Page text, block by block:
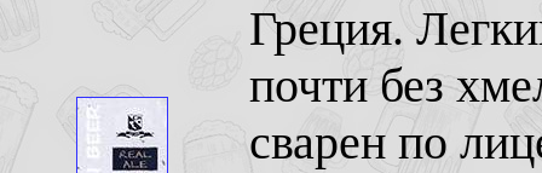
Греция.
почти без
сварен по